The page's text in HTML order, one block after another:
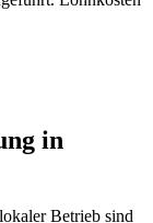
in
Betrieb sind